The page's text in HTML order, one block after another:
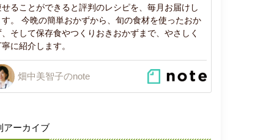
せることができると評判のレシピを、毎月お届けし
す。 今晩の簡単おかずから、旬の食材を使ったおか
、そして保存食やつくりおきおかずまで、やさしく
に紹介します。
畑中美智子のnote
アーカイブ